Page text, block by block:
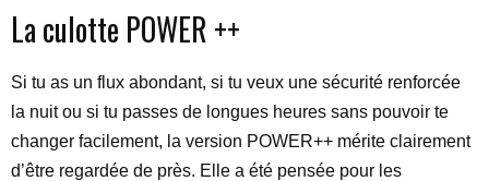
La culotte POWER ++
Si tu as un flux abondant, si tu veux une sécurité renforcée
la nuit ou si tu passes de longues heures sans pouvoir te
changer facilement, la version POWER++ mérite clairement
d’être regardée de près. Elle a été pensée pour les